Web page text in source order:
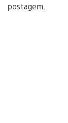
postagem.